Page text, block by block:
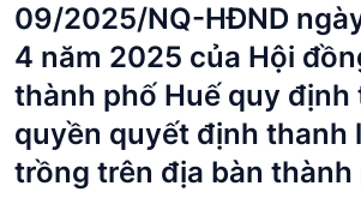
09/2025/NQ-HĐND
4 năm 2025 của Hội
thành phố Huế quy định
quyền quyết định thanh
trồng trên địa bàn thành